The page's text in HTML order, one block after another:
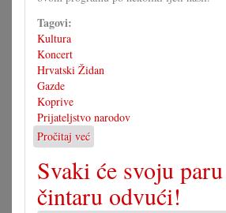
Tagovi:
Kultura
Koncert
Hrvatski Židan
Gazde
Koprive
Prijateljstvo narodov
Pročitaj već
Prijateljstvo
narodov
Svaki će svoju
čintaru odvući!